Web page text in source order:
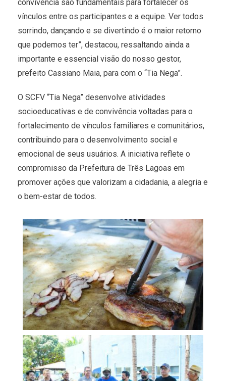
convivência são fundamentais para fortalecer os
vínculos entre os participantes e a equipe. Ver todos
sorrindo, dançando e se divertindo é o maior retorno
que podemos ter”, destacou, ressaltando ainda a
importante e essencial visão do nosso gestor,
prefeito Cassiano Maia, para com o “Tia Nega”.
O SCFV “Tia Nega” desenvolve atividades
socioeducativas e de convivência voltadas para o
fortalecimento de vínculos familiares e comunitários,
contribuindo para o desenvolvimento social e
emocional de seus usuários. A iniciativa reflete o
compromisso da Prefeitura de Três Lagoas em
promover ações que valorizam a cidadania, a alegria e
o bem-estar de todos.